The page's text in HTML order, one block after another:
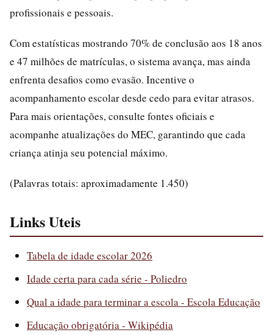
profissionais e pessoais.
Com estatísticas mostrando 70% de conclusão aos 18 anos
e 47 milhões de matrículas, o sistema avança, mas ainda
enfrenta desafios como evasão. Incentive o
acompanhamento escolar desde cedo para evitar atrasos.
Para mais orientações, consulte fontes oficiais e
acompanhe atualizações do MEC, garantindo que cada
criança atinja seu potencial máximo.
(Palavras totais: aproximadamente 1.450)
Links Uteis
Tabela de idade escolar 2026
Idade certa para cada série - Poliedro
Qual a idade para terminar a escola - Escola Educação
Educação obrigatória - Wikipédia